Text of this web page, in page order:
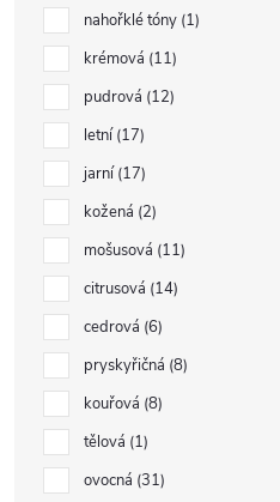
nahořklé tóny 1
krémová 11
pudrová 12
letní 17
jarní 17
kožená 2
mošusová 11
citrusová 14
cedrová 6
pryskyřičná 8
kouřová 8
tělová 1
ovocná 31